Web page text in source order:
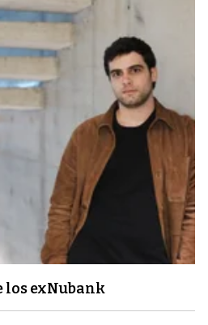
los exNubank